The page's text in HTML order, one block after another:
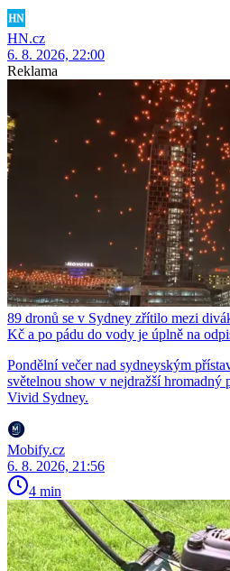
HN.cz
6. 8. 2026, 22:00
Reklama
89 dronů se v Sydney zřítilo mezi
Kč a po pádu do vody je úplně na
Pondělní večer nad sydneyským
světelnou show v nejdražší hromadný
Vivid Sydney.
Mobify.cz
6. 8. 2026, 21:56
4 min